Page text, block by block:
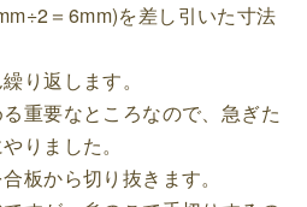
＝6mm)を差し引いた寸法
り返します。
重要なところなので、急ぎた
りました。
板から切り抜きます。